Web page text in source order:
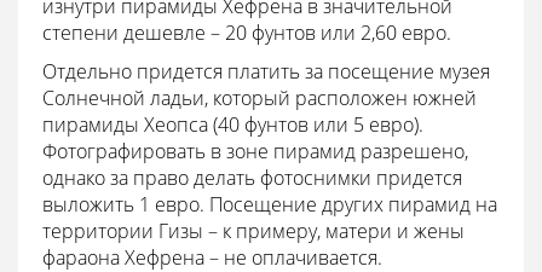
изнутри пирамиды Хефрена в значительной
степени дешевле – 20 фунтов или 2,60 евро.
Отдельно придется платить за посещение музея
Солнечной ладьи, который расположен южней
пирамиды Хеопса (40 фунтов или 5 евро).
Фотографировать в зоне пирамид разрешено,
однако за право делать фотоснимки придется
выложить 1 евро. Посещение других пирамид на
территории Гизы – к примеру, матери и жены
фараона Хефрена – не оплачивается.